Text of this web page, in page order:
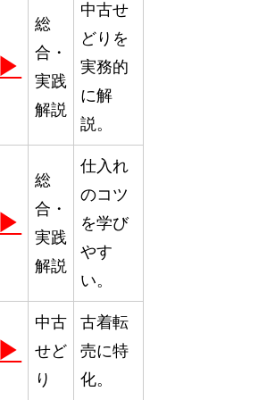
▶
総
合・
実践
解説
中古せ
どりを
実務的
に解
説。
▶
総
合・
実践
解説
仕入れ
のコツ
を学び
やす
い。
▶
中古
せど
り
古着転
売に特
化。